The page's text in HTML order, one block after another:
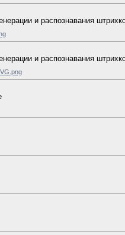
и распознавания
и распознавания